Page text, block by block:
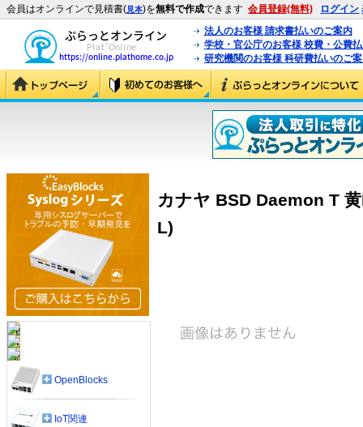
会員はオンラインで見積書(見本)を無料で作成できます 会員登録(無料) ログイン
法人のお客様 請求書払いのご案内
学校・官公庁のお客様 校費・公費
研究機関のお客様 科研費払いのご
カナヤ BSD Daemon T
L)
OpenBlocks
IoT関連